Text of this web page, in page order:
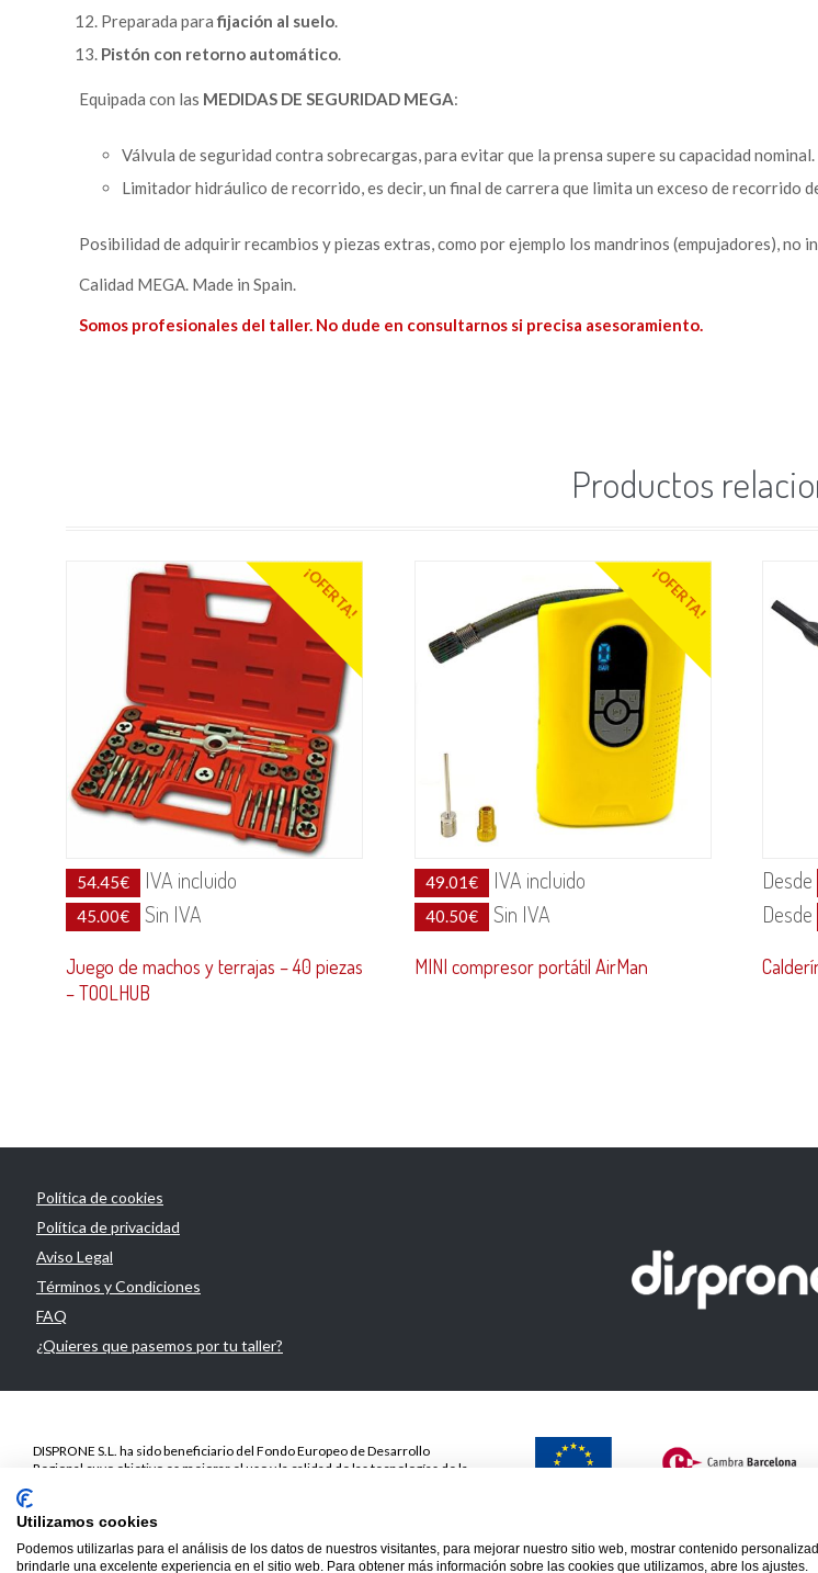
Preparada para fijación al suelo.
Pistón con retorno automático.
Equipada con las MEDIDAS DE SEGURIDAD MEGA:
Válvula de seguridad contra sobrecargas, para evitar que la prensa supere su capacidad nominal.
Limitador hidráulico de recorrido, es decir, un final de carrera que limita un exceso de recorrido
Posibilidad de adquirir recambios y piezas extras, como por ejemplo los mandrinos (empujadores), no
Calidad MEGA. Made in Spain.
Somos profesionales del taller. No dude en consultarnos si precisa asesoramiento.
Productos
¡OFERTA!
54.45€ IVA incluido
45.00€ Sin IVA
Juego de machos y terrajas – 40 piezas
– TOOLHUB
¡OFERTA!
49.01€ IVA incluido
40.50€ Sin IVA
MINI compresor portátil AirMan
Desde
Desde
Política de cookies
Política de privacidad
Aviso Legal
Términos y Condiciones
FAQ
¿Quieres que pasemos por tu taller?
DISPRONE S.L. ha sido beneficiario del Fondo Europeo de Desarrollo
Regional cuyo objetivo es mejorar el uso y la calidad de las tecnologías de la
periodo de TICCámaras 2018. Para ello ha contado con el apoyo del
© 2020Disprone ©
Utilizamos cookies
Podemos utilizarlas para el análisis de los datos de nuestros visitantes, para mejorar nuestro sitio web, mostrar contenido
brindarle una excelente experiencia en el sitio web. Para obtener más información sobre las cookies que utilizamos, abre los ajustes.